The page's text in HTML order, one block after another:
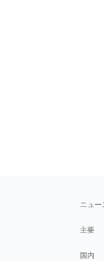
ニュー
主要
国内